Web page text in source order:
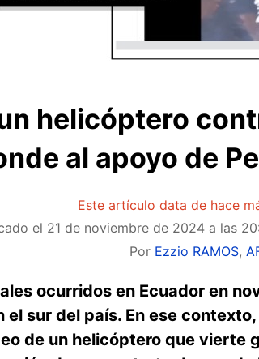
helicóptero
al apoyo de
Este artículo data de hace
el 21 de noviembre de 2024 a las
Por Ezzio RAMOS,
ocurridos en Ecuador en
el sur del país. En ese
de un helicóptero que vierte